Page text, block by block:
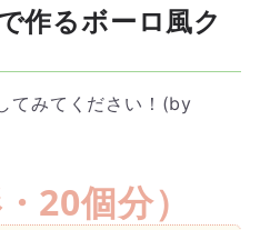
作るボーロ風ク
てみてください！(by
20個分）